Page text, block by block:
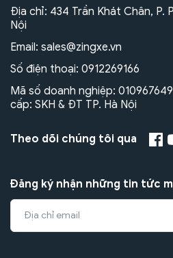
Địa chỉ: 434 Trần Khát Chân, P.
Nội
Email: sales@zingxe.vn
Số điện thoại: 0912269166
Mã số doanh nghiệp:
cấp: SKH & ĐT TP. Hà Nội
Theo dõi chúng tôi qua
Đăng ký nhận những tin tức